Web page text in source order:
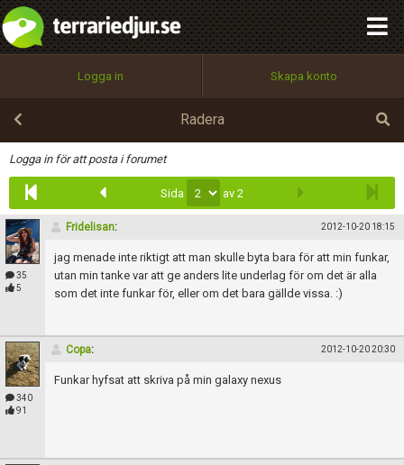
Logga in Skapa konto
Radera
Logga in för att posta i forumet
Sida av 2
35
5
Fridelisan: 2012-10-20 18:15
jag menade inte riktigt att man skulle byta bara för att min funkar,
utan min tanke var att ge anders lite underlag för om det är alla
som det inte funkar för, eller om det bara gällde vissa. :)
340
91
Copa: 2012-10-20 20:30
Funkar hyfsat att skriva på min galaxy nexus
Infoga
Utför
100%
OK
integritetspolicy
Namn:
Epost:
Användarnamn:
Lösenord:
Privacy Policy
Terms of Service
Begär nytt lösenord
Tillbaka till förstasidan